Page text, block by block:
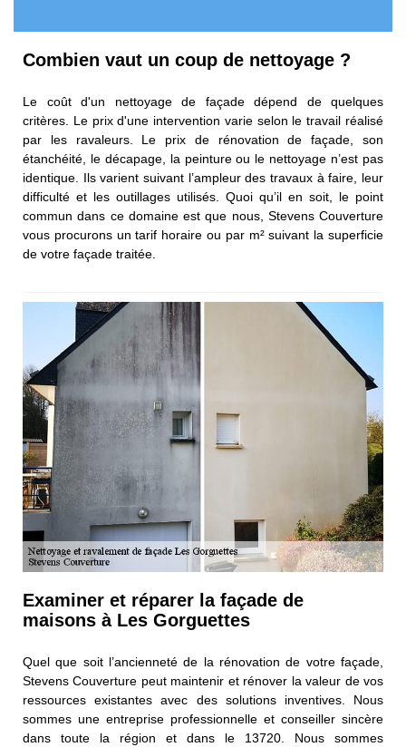
Combien vaut un coup de nettoyage ?
Le coût d'un nettoyage de façade dépend de quelques
critères. Le prix d'une intervention varie selon le travail réalisé
par les ravaleurs. Le prix de rénovation de façade, son
étanchéité, le décapage, la peinture ou le nettoyage n’est pas
identique. Ils varient suivant l’ampleur des travaux à faire, leur
difficulté et les outillages utilisés. Quoi qu’il en soit, le point
commun dans ce domaine est que nous, Stevens Couverture
vous procurons un tarif horaire ou par m² suivant la superficie
de votre façade traitée.
Examiner et réparer la façade de
maisons à Les Gorguettes
Quel que soit l’ancienneté de la rénovation de votre façade,
Stevens Couverture peut maintenir et rénover la valeur de vos
ressources existantes avec des solutions inventives. Nous
sommes une entreprise professionnelle et conseiller sincère
dans toute la région et dans le 13720. Nous sommes